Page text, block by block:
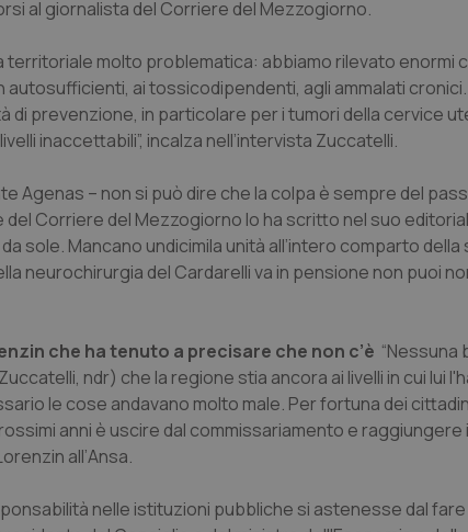
al giornalista del Corriere del Mezzogiorno.
territoriale molto problematica: abbiamo rilevato enormi
autosufficienti, ai tossicodipendenti, agli ammalati
di prevenzione, in particolare per i tumori della cervice
inaccettabili”, incalza nell’intervista Zuccatelli.
Agenas – non si può dire che la colpa è sempre del
del Corriere del Mezzogiorno lo ha scritto nel suo
sole. Mancano undicimila unità all’intero comparto della
neurochirurgia del Cardarelli va in pensione non puoi
che ha tenuto a precisare che non c’è “Nessuna
ndr) che la regione stia ancora ai livelli in cui lui
le cose andavano molto male. Per fortuna dei
anni è uscire dal commissariamento e raggiungere
all’Ansa.
nelle istituzioni pubbliche si astenesse dal